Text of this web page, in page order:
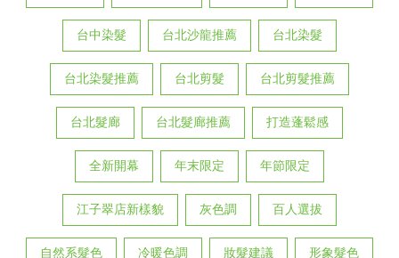
台中染髮 台北沙龍推薦 台北染髮
台北染髮推薦 台北剪髮 台北剪髮推薦
台北髮廊 台北髮廊推薦 打造蓬鬆感
全新開幕 年末限定 年節限定
江子翠店新樣貌 灰色調 百人選拔
自然系髮色 冷暖色調 妝髮建議 形象髮色